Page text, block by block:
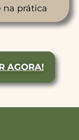
prática
AGORA!